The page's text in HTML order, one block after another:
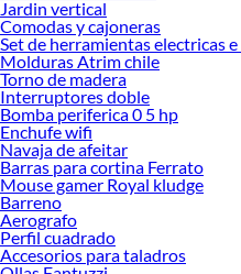
Jardin vertical
Comodas y cajoneras
Set de herramientas electricas
Molduras Atrim chile
Torno de madera
Interruptores doble
Bomba periferica 0 5 hp
Enchufe wifi
Navaja de afeitar
Barras para cortina Ferrato
Mouse gamer Royal kludge
Barreno
Aerografo
Perfil cuadrado
Accesorios para taladros